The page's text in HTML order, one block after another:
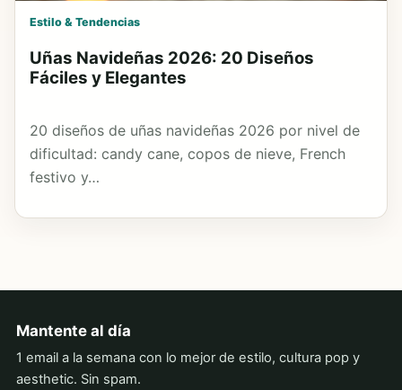
Estilo & Tendencias
Uñas Navideñas 2026: 20 Diseños
Fáciles y Elegantes
20 diseños de uñas navideñas 2026 por nivel de
dificultad: candy cane, copos de nieve, French
festivo y…
Mantente al día
1 email a la semana con lo mejor de estilo, cultura pop y
aesthetic. Sin spam.